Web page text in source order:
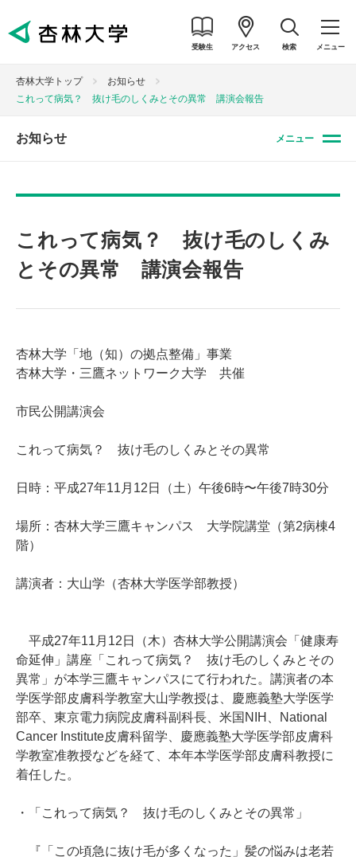
受験生 アクセス 検索 メニュー
杏林大学トップ
お知らせ
これって病気？ 抜け毛のしくみとその異常 講演会報告
お知らせ メニュー
これって病気？ 抜け毛のしくみ
とその異常 講演会報告
杏林大学「地（知）の拠点整備」事業
杏林大学・三鷹ネットワーク大学 共催
市民公開講演会
これって病気？ 抜け毛のしくみとその異常
日時：平成27年11月12日（土）午後6時〜午後7時30分
場所：杏林大学三鷹キャンパス 大学院講堂（第2病棟4
階）
講演者：大山学（杏林大学医学部教授）
平成27年11月12日（木）杏林大学公開講演会「健康寿
命延伸」講座「これって病気？ 抜け毛のしくみとその
異常」が本学三鷹キャンパスにて行われた。講演者の本
学医学部皮膚科学教室大山学教授は、慶應義塾大学医学
部卒、東京電力病院皮膚科副科長、米国NIH、National
Cancer Institute皮膚科留学、慶應義塾大学医学部皮膚科
学教室准教授などを経て、本年本学医学部皮膚科教授に
着任した。
・「これって病気？ 抜け毛のしくみとその異常」
『「この頃急に抜け毛が多くなった」髪の悩みは老若